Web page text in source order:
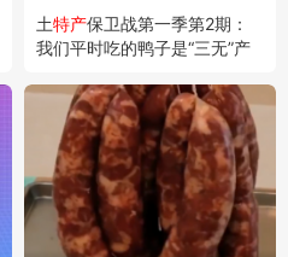
土特产保卫战第一季第2期：
我们平时吃的鸭子是“三无”产
者？